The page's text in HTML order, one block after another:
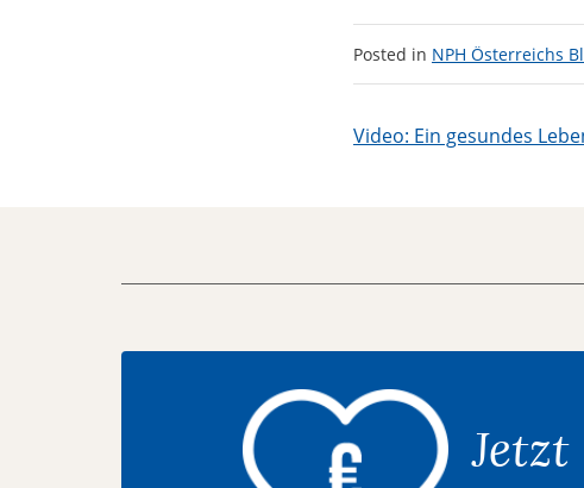
Posted in NPH Österreichs
Video: Ein gesundes
Jetzt